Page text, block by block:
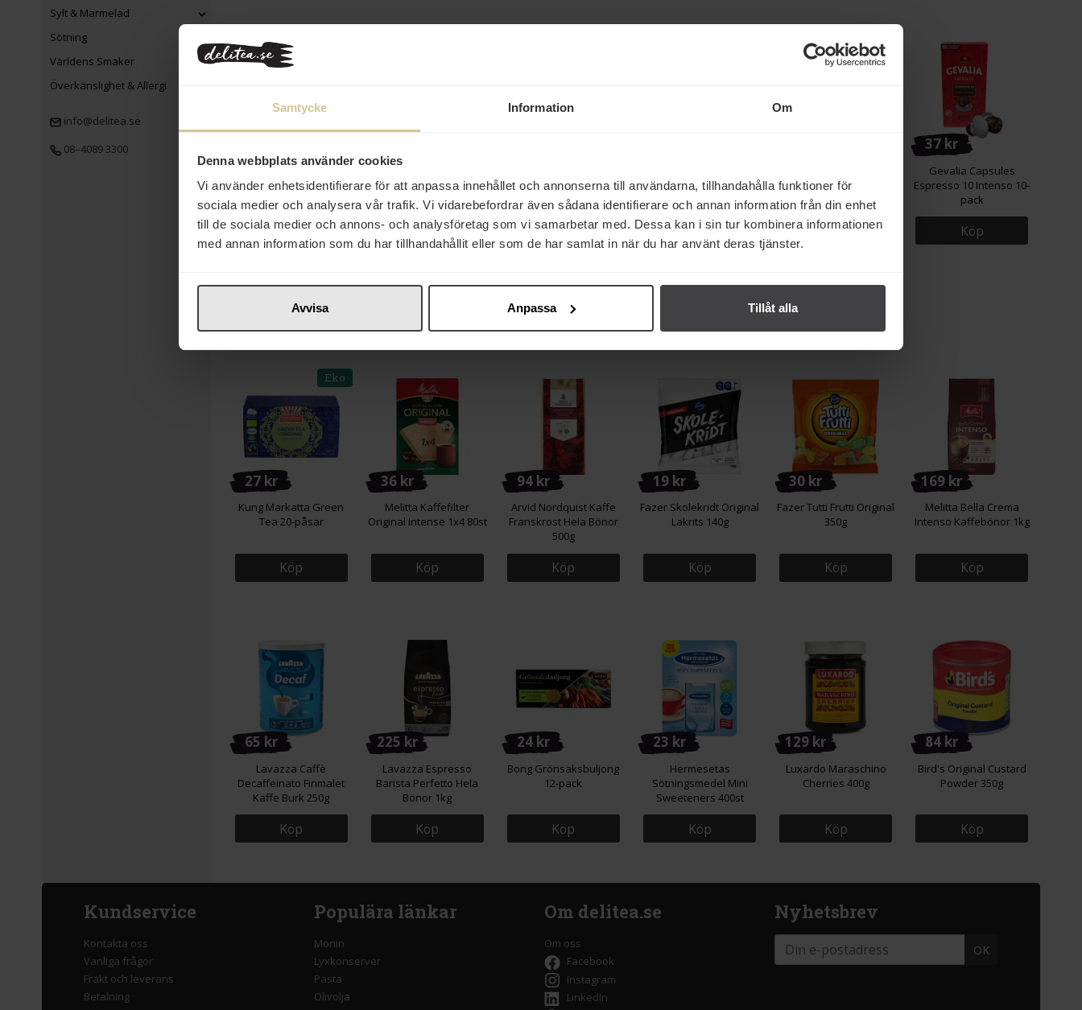
Samtycke Information Om
Denna webbplats använder cookies
Vi använder enhetsidentifierare för att anpassa innehållet och annonserna till användarna, tillhandahålla funktioner för
sociala medier och analysera vår trafik. Vi vidarebefordrar även sådana identifierare och annan information från din enhet
till de sociala medier och annons- och analysföretag som vi samarbetar med. Dessa kan i sin tur kombinera informationen
med annan information som du har tillhandahållit eller som de har samlat in när du har använt deras tjänster.
Avvisa Anpassa Tillåt alla
Sylt & Marmelad
Sötning
Världens Smaker
Överkänslighet & Allergi
info@delitea.se
08–4089 3300
Gevalia Kaffe Mellanrost
Kok 450g
Köp
Mellanrost 16st
Köp
Beans Mellanrost 900g
Köp
Presso Presskaffe 450g
Köp
6 Classico 10-pack
Köp
37 kr
Gevalia Capsules
Espresso 10 Intenso 10-
pack
Köp
Andra köper även
27 kr
Eko
Kung Markatta Green
Tea 20-påsar
Köp
36 kr
Melitta Kaffefilter
Original Intense 1x4 80st
Köp
94 kr
Arvid Nordquist Kaffe
Franskrost Hela Bönor
500g
Köp
19 kr
Fazer Skolekridt Original
Lakrits 140g
Köp
30 kr
Fazer Tutti Frutti Original
350g
Köp
169 kr
Melitta Bella Crema
Intenso Kaffebönor 1kg
Köp
65 kr
Lavazza Caffè
Decaffeinato Finmalet
Kaffe Burk 250g
Köp
225 kr
Lavazza Espresso
Barista Perfetto Hela
Bönor 1kg
Köp
24 kr
Bong Grönsaksbuljong
12-pack
Köp
23 kr
Hermesetas
Sötningsmedel Mini
Sweeteners 400st
Köp
129 kr
Luxardo Maraschino
Cherries 400g
Köp
84 kr
Bird's Original Custard
Powder 350g
Köp
Kundservice
Kontakta oss
Vanliga frågor
Frakt och leverans
Betalning
Populära länkar
Monin
Lyxkonserver
Pasta
Olivolja
Om delitea.se
Om oss
Facebook
Instagram
LinkedIn
Nyhetsbrev
OK